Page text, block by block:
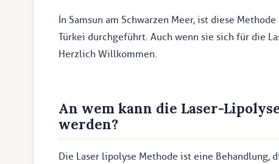
İn Samsun am Schwarzen Meer, ist diese
Türkei durchgeführt. Auch wenn sie sich für die
Herzlich Willkommen.
An wem kann die Laser-
werden?
Die Laser lipolyse Methode ist eine Behandlung,